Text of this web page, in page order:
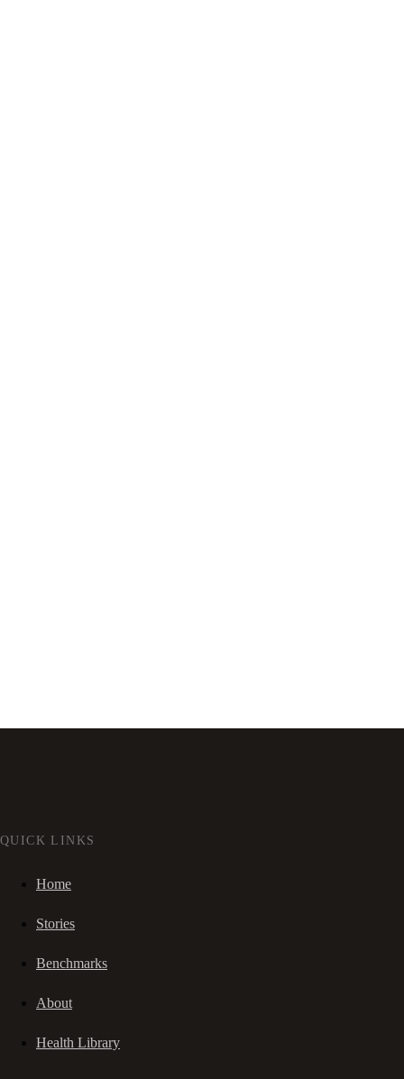
QUICK LINKS
Home
Stories
Benchmarks
About
Health Library